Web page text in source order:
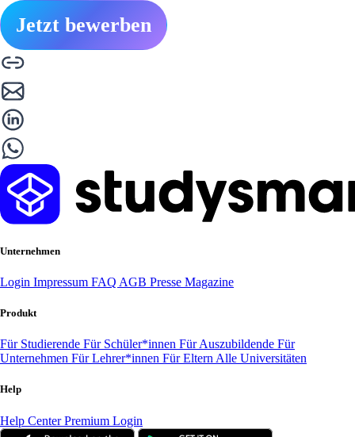
Jetzt bewerben
Unternehmen
Login Impressum FAQ AGB Presse Magazine
Produkt
Für Studierende Für Schüler*innen Für Auszubildende Für
Unternehmen Für Lehrer*innen Für Eltern Alle Universitäten
Help
Help CenterPremium Login